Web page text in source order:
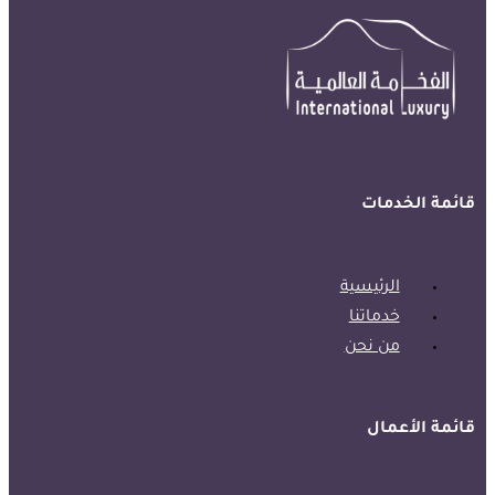
قائمة الخدمات
الرئيسية
خدماتنا
من نحن
قائمة الأعمال